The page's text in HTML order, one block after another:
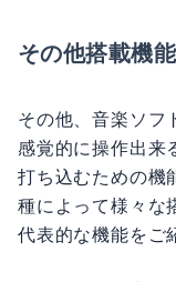
その他搭載機
その他、音楽ソフ
感覚的に操作出来
打ち込むための機
種によって様々な
代表的な機能をご